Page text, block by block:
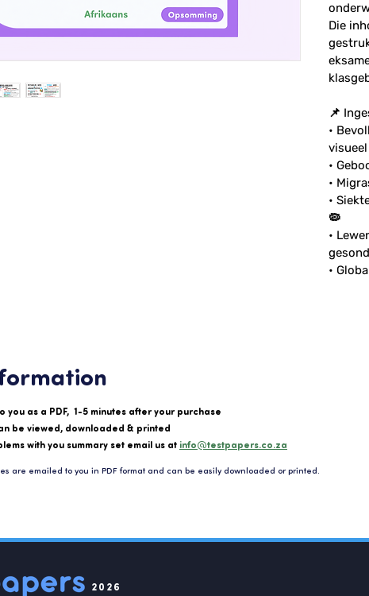
Die
📌
•
visueel
•
•
•
🦠
•
•
you as a PDF, 1-5 minutes after your purchase
be viewed, downloaded & printed
with you summary set email us at info@testpapers.co.za
are emailed to you in PDF format and can be easily downloaded or printed.
2026